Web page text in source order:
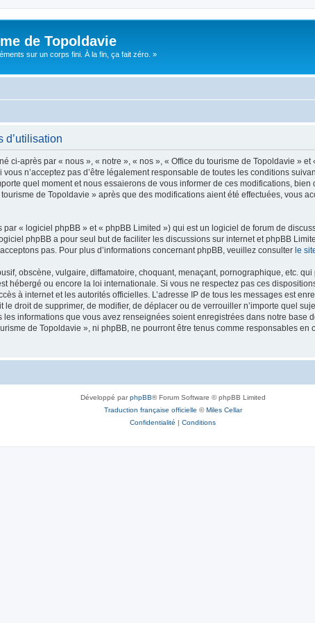
de Topoldavie
sur un corps fini. À la fin, ça fait zéro. »
d’utilisation
ci-après par « nous », « notre », « nos », « Office du tourisme de Topoldavie »
n’acceptez pas d’être légalement responsable de toutes les conditions
quel moment et nous essaierons de vous informer de ces modifications,
de Topoldavie » après que des modifications aient été effectuées, vous
« logiciel phpBB » et « phpBB Limited ») qui est un logiciel de forum de
phpBB a pour seul but de faciliter les discussions sur internet et phpBB
pas. Pour plus d’informations concernant phpBB, veuillez consulter le
obscène, vulgaire, diffamatoire, choquant, menaçant, pornographique, etc.
hébergé ou encore la loi internationale. Si vous ne respectez pas ces
à internet et les autorités officielles. L’adresse IP de tous les messages est
droit de supprimer, de modifier, de déplacer ou de verrouiller n’importe quel
les informations que vous avez renseignées soient enregistrées dans notre
de Topoldavie », ni phpBB, ne pourront être tenus comme responsables
Développé parphpBB® Forum Software © phpBB Limited
Traduction française officielle ©Miles Cellar
Confidentialité | Conditions